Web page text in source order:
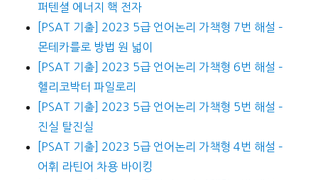
퍼텐셜 에너지 핵 전자
[PSAT 기출] 2023 5급 언어논리 가책형 7번 해설 –
몬테카를로 방법 원 넓이
[PSAT 기출] 2023 5급 언어논리 가책형 6번 해설 –
헬리코박터 파일로리
[PSAT 기출] 2023 5급 언어논리 가책형 5번 해설 –
진실 탈진실
[PSAT 기출] 2023 5급 언어논리 가책형 4번 해설 –
어휘 라틴어 차용 바이킹